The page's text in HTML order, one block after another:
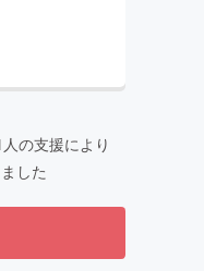
人の支援により
した